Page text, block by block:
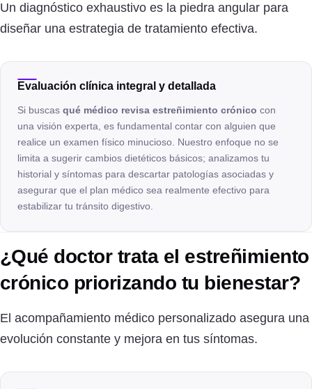
Un diagnóstico exhaustivo es la piedra angular para
diseñar una estrategia de tratamiento efectiva.
Evaluación clínica integral y detallada
Si buscas qué médico revisa estreñimiento crónico con
una visión experta, es fundamental contar con alguien que
realice un examen físico minucioso. Nuestro enfoque no se
limita a sugerir cambios dietéticos básicos; analizamos tu
historial y síntomas para descartar patologías asociadas y
asegurar que el plan médico sea realmente efectivo para
estabilizar tu tránsito digestivo.
¿Qué doctor trata el estreñimiento
crónico priorizando tu bienestar?
El acompañamiento médico personalizado asegura una
evolución constante y mejora en tus síntomas.